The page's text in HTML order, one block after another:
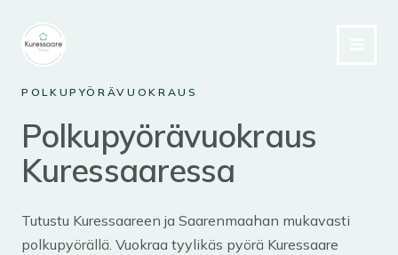
sisältöön
POLKUPYÖRÄVUOKRAUS
Polkupyörävuokraus
Kuressaaressa
Tutustu Kuressaareen ja Saarenmaahan mukavasti
polkupyörällä. Vuokraa tyylikäs pyörä Kuressaare